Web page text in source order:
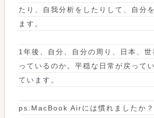
たり、自我分析をしたりして、自分
ます。
1年後、自分、自分の周り、日本、世
っているのか。平穏な日常が戻って
ています。
ps.MacBook Airには慣れましたか？